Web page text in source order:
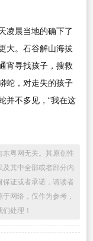
凌晨当地的确下了
大。石谷解山海拔
宵寻找孩子，搜救
蛇，对走失的孩子
并不多见，“我在这
粤网无关。其原创性
其中全部或者部分内
证或者承诺，请读者
网络，仅作为参考，
处理！